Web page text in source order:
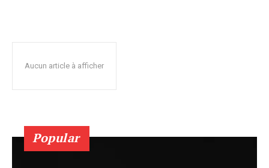
Aucun article à afficher
Popular